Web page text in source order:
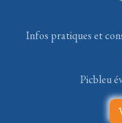
Infos pratiques et
Picbleu